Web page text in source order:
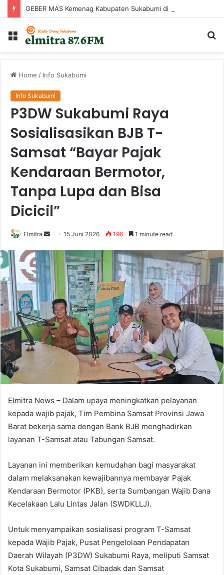
Menu
Home / Info Sukabumi
Info Sukabumi
P3DW Sukabumi Raya
Sosialisasikan BJB T-
Samsat “Bayar Pajak
Kendaraan Bermotor,
Tanpa Lupa dan Bisa
Dicicil”
Elmitra
Send
email
15 Juni 2026 196 1 minute read
Elmitra News – Dalam upaya meningkatkan pelayanan
kepada wajib pajak, Tim Pembina Samsat Provinsi Jawa
Barat bekerja sama dengan Bank BJB menghadirkan
layanan T-Samsat atau Tabungan Samsat.
Layanan ini memberikan kemudahan bagi masyarakat
dalam melaksanakan kewajibannya membayar Pajak
Kendaraan Bermotor (PKB), serta Sumbangan Wajib Dana
Kecelakaan Lalu Lintas Jalan (SWDKLLJ).
Untuk menyampaikan sosialisasi program T-Samsat
kepada Wajib Pajak, Pusat Pengelolaan Pendapatan
Daerah Wilayah (P3DW) Sukabumi Raya, meliputi Samsat
Kota Sukabumi, Samsat Cibadak dan Samsat